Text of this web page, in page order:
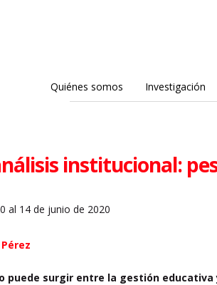
Quiénes somos Investigación
institucional:
al 14 de junio de 2020
puede surgir entre la gestión